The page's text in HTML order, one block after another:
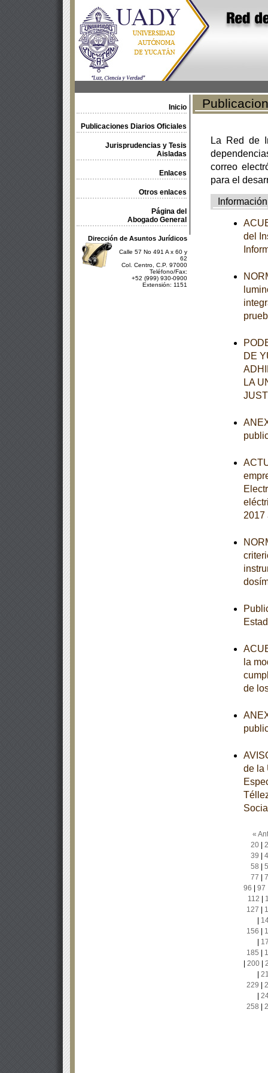
Inicio
Publicaciones Diarios Oficiales
Jurisprudencias y Tesis
Aisladas
Enlaces
Otros enlaces
Página del
Abogado General
Dirección de Asuntos Jurídicos
Calle 57 No 491 A x 60 y
62
Col. Centro, C.P. 97000
Teléfono/Fax:
+52 (999) 930-0900
Extensión: 1151
La Red de
correo
para el
Información
del
DE
LA
2017
la
de
de la
«
20|
39
58
77
96
97
112
127
156
185
200|
229
258